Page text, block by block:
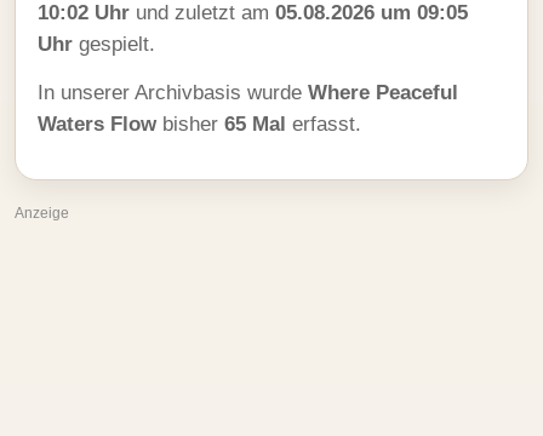
10:02 Uhr und zuletzt am 05.08.2026 um 09:05
Uhr gespielt.
In unserer Archivbasis wurde Where Peaceful
Waters Flow bisher 65 Mal erfasst.
Anzeige